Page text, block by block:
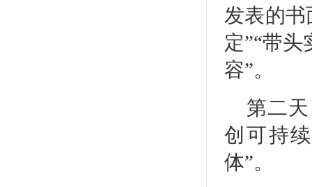
发表的书
定”“带
容”。
第二
创可持
体”。